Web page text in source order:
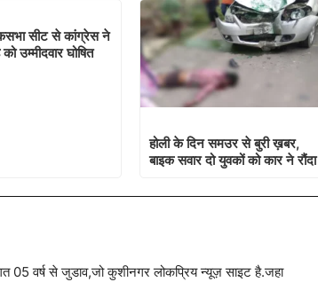
सीट से कांग्रेस ने
उम्मीदवार घोषित
होली के दिन समउर से बुरी ख़बर,
बाइक सवार दो युवकों को कार ने रौंदा
05 वर्ष से जुडाव,जो कुशीनगर लोकप्रिय न्यूज़ साइट है.जहा